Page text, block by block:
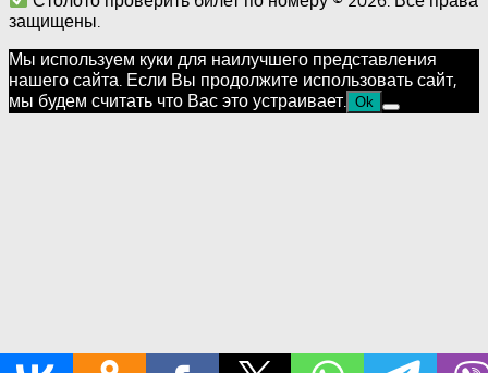
защищены.
Мы используем куки для наилучшего представления
нашего сайта. Если Вы продолжите использовать сайт,
мы будем считать что Вас это устраивает.
Ok